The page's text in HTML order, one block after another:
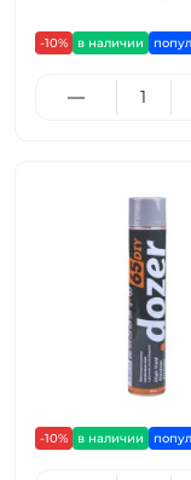
-10% в наличии
-10% в наличии